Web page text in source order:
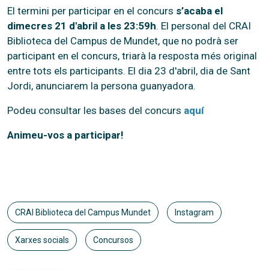
El termini per participar en el concurs s’acaba el
dimecres 21 d'abril a les 23:59h. El personal del CRAI
Biblioteca del Campus de Mundet, que no podrà ser
participant en el concurs, triarà la resposta més original
entre tots els participants. El dia 23 d'abril, dia de Sant
Jordi, anunciarem la persona guanyadora.
Podeu consultar les bases del concurs aquí
Animeu-vos a participar!
CRAI Biblioteca del Campus Mundet Instagram
Xarxes socials Concursos